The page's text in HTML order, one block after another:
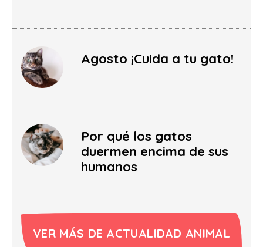
Agosto ¡Cuida a tu gato!
Por qué los gatos
duermen encima de sus
humanos
VER MÁS DE ACTUALIDAD ANIMAL